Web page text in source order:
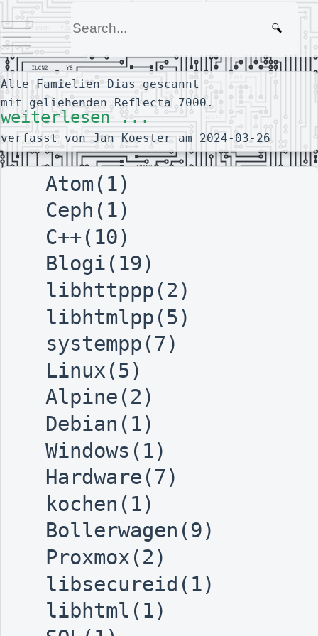
Alte Famielien Dias gescannt
mit geliehenden Reflecta 7000.
weiterlesen ...
verfasst von Jan Koester am 2024-03-26
Atom(1)
Ceph(1)
C++(10)
Blogi(19)
libhttppp(2)
libhtmlpp(5)
systempp(7)
Linux(5)
Alpine(2)
Debian(1)
Windows(1)
Hardware(7)
kochen(1)
Bollerwagen(9)
Proxmox(2)
libsecureid(1)
libhtml(1)